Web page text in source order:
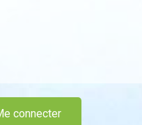
connecter